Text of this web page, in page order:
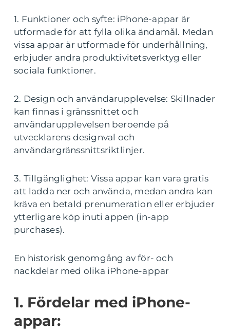
1. Funktioner och syfte: iPhone-appar är
utformade för att fylla olika ändamål. Medan
vissa appar är utformade för underhållning,
erbjuder andra produktivitetsverktyg eller
sociala funktioner.
2. Design och användarupplevelse: Skillnader
kan finnas i gränssnittet och
användarupplevelsen beroende på
utvecklarens designval och
användargränssnittsriktlinjer.
3. Tillgänglighet: Vissa appar kan vara gratis
att ladda ner och använda, medan andra kan
kräva en betald prenumeration eller erbjuder
ytterligare köp inuti appen (in-app
purchases).
En historisk genomgång av för- och
nackdelar med olika iPhone-appar
1. Fördelar med iPhone-
appar: